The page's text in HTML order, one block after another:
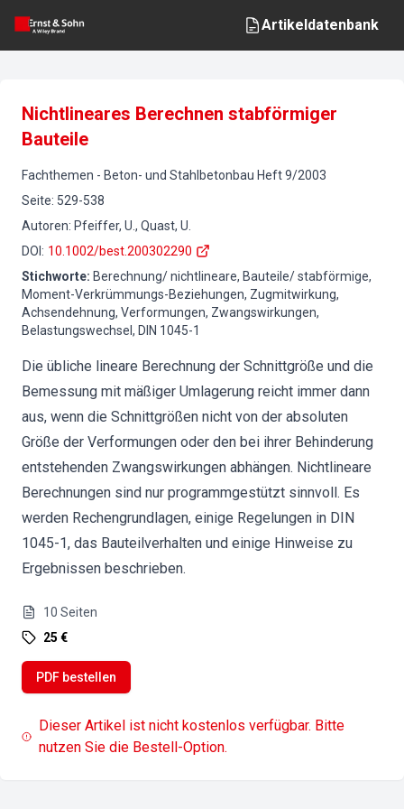
Artikeldatenbank
Nichtlineares Berechnen stabförmiger
Bauteile
Fachthemen - Beton- und Stahlbetonbau Heft9/2003
Seite: 529-538
Autoren: Pfeiffer, U., Quast, U.
DOI : 10.1002/best.200302290
Stichworte: Berechnung/ nichtlineare, Bauteile/ stabförmige,
Moment-Verkrümmungs-Beziehungen, Zugmitwirkung,
Achsendehnung, Verformungen, Zwangswirkungen,
Belastungswechsel, DIN 1045-1
Die übliche lineare Berechnung der Schnittgröße und die
Bemessung mit mäßiger Umlagerung reicht immer dann
aus, wenn die Schnittgrößen nicht von der absoluten
Größe der Verformungen oder den bei ihrer Behinderung
entstehenden Zwangswirkungen abhängen. Nichtlineare
Berechnungen sind nur programmgestützt sinnvoll. Es
werden Rechengrundlagen, einige Regelungen in DIN
1045-1, das Bauteilverhalten und einige Hinweise zu
Ergebnissen beschrieben.
10 Seiten
25 €
PDF bestellen
Dieser Artikel ist nicht kostenlos verfügbar. Bitte
nutzen Sie die Bestell-Option.